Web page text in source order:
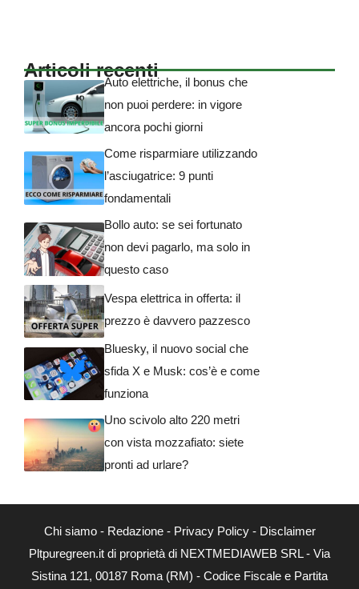
Articoli recenti
Auto elettriche, il bonus che
non puoi perdere: in vigore
ancora pochi giorni
Come risparmiare utilizzando
l’asciugatrice: 9 punti
fondamentali
Bollo auto: se sei fortunato
non devi pagarlo, ma solo in
questo caso
Vespa elettrica in offerta: il
prezzo è davvero pazzesco
Bluesky, il nuovo social che
sfida X e Musk: cos’è e come
funziona
Uno scivolo alto 220 metri
con vista mozzafiato: siete
pronti ad urlare?
Chi siamo- Redazione- Privacy Policy- Disclaimer
Pltpuregreen.it di proprietà di NEXTMEDIAWEB SRL - Via
Sistina 121, 00187 Roma (RM) - Codice Fiscale e Partita